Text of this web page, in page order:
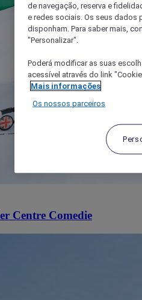
Centre Comedie
de navegação, reserva e
e redes sociais. Os seus dados
disponham. Para saber mais,
"Personalizar".
Poderá modificar as suas
acessível através do link
Mais informações
Os nossos parceiros